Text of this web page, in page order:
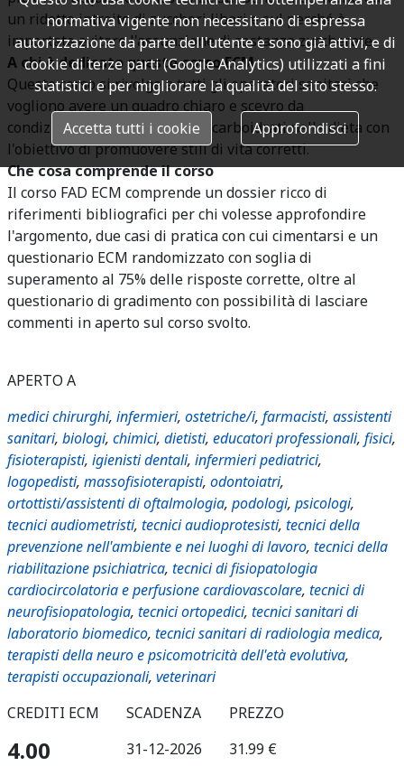
un ridotto introito di zuccheri liberi e sul perché è
importate evitare l'assunzione di sostanze zuccherate.
A chi è dedicato questo corso ECM
Questo corso si rivolge a tutti gli operatori sanitari che
vogliono avere un quadro chiaro e scevro da
condizionamenti sul ruolo dei carboidrati nella dieta con
l'obiettivo di promuovere stili di vita corretti.
Che cosa comprende il corso
Il corso FAD ECM comprende un dossier ricco di
riferimenti bibliografici per chi volesse approfondire
l'argomento, due casi di pratica con cui cimentarsi e un
questionario ECM randomizzato con soglia di
superamento al 75% delle risposte corrette, oltre al
questionario di gradimento con possibilità di lasciare
commenti in aperto sul corso svolto.
APERTO A
medici chirurghi, infermieri, ostetriche/i, farmacisti, assistenti
sanitari, biologi, chimici, dietisti, educatori professionali, fisici,
fisioterapisti, igienisti dentali, infermieri pediatrici,
logopedisti, massofisioterapisti, odontoiatri,
ortottisti/assistenti di oftalmologia, podologi, psicologi,
tecnici audiometristi, tecnici audioprotesisti, tecnici della
prevenzione nell'ambiente e nei luoghi di lavoro, tecnici della
riabilitazione psichiatrica, tecnici di fisiopatologia
cardiocircolatoria e perfusione cardiovascolare, tecnici di
neurofisiopatologia, tecnici ortopedici, tecnici sanitari di
laboratorio biomedico, tecnici sanitari di radiologia medica,
terapisti della neuro e psicomotricità dell'età evolutiva,
terapisti occupazionali, veterinari
CREDITI ECM
4.00
SCADENZA
31-12-2026
PREZZO
31.99 €
normativa vigente non necessitano di espressa
autorizzazione da parte dell'utente e sono già attivi, e di
cookie di terze parti (Google Analytics) utilizzati a fini
statistici e per migliorare la qualità del sito stesso.
Accetta tutti i cookie Approfondisci